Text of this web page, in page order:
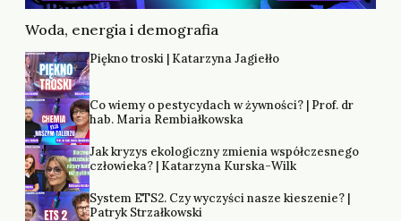
Woda, energia i demografia
Piękno troski | Katarzyna Jagiełło
Co wiemy o pestycydach w żywności? | Prof. dr
hab. Maria Rembiałkowska
Jak kryzys ekologiczny zmienia współczesnego
człowieka? | Katarzyna Kurska-Wilk
System ETS2. Czy wyczyści nasze kieszenie? |
Patryk Strzałkowski